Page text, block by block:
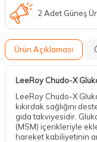
2 Adet Güneş
Ürün Açıklaması
LeeRoy Chudo-X
LeeRoy Chudo-X
kıkırdak sağlığını
gıda takviyesidir.
(MSM) içerikleriyle
hareket kabiliyetinin